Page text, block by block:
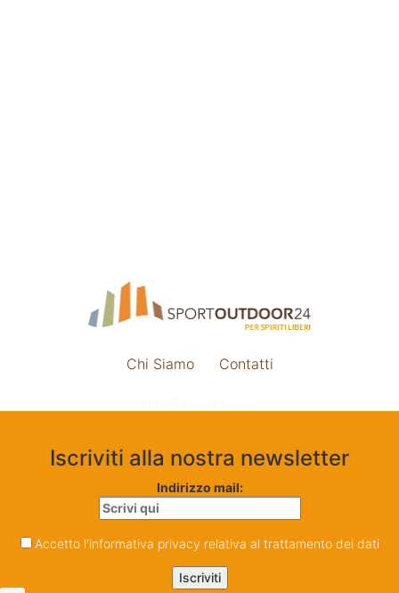
Chi Siamo Contatti
Iscriviti alla nostra newsletter
Indirizzo mail:
Accetto l'informativa privacy relativa al trattamento dei dati